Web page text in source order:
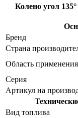
Колено угол
Бренд
Страна
Область применения
Серия
Артикул на
Вид топлива